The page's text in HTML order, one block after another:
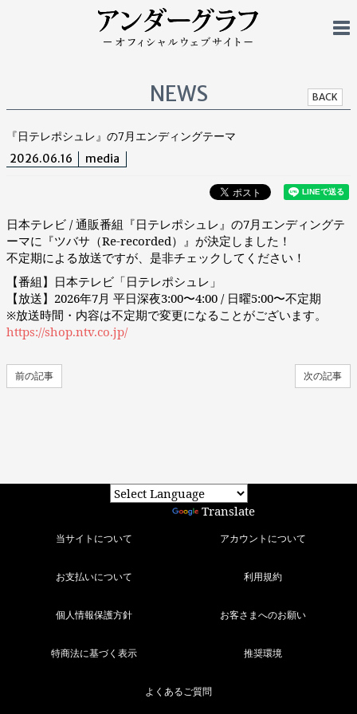
NEWS BACK
『日テレポシュレ』の7月エンディングテーマ
2026.06.16 media
日本テレビ / 通販番組『日テレポシュレ』の7月エンディングテ
ーマに『ツバサ（Re-recorded）』が決定しました！
不定期による放送ですが、是非チェックしてください！
【番組】日本テレビ「日テレポシュレ」
【放送】2026年7月 平日深夜3:00〜4:00 / 日曜5:00〜不定期
※放送時間・内容は不定期で変更になることがございます。
https://shop.ntv.co.jp/
次の記事
前の記事
Translate
当サイトについて アカウントについて
お支払いについて 利用規約
個人情報保護方針 お客さまへのお願い
特商法に基づく表示 推奨環境
よくあるご質問